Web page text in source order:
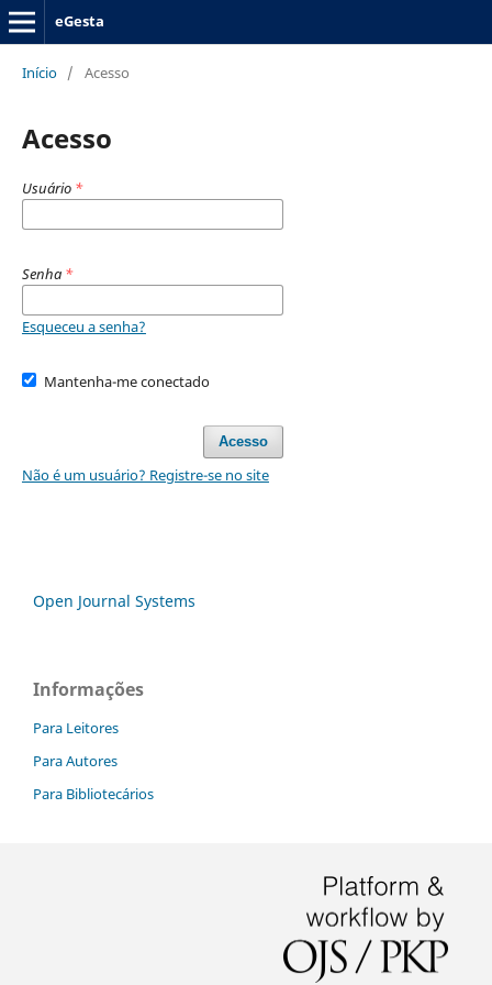
eGesta
Início / Acesso
Acesso
Usuário *
Senha *
Esqueceu a senha?
Mantenha-me conectado
Acesso
Não é um usuário? Registre-se no site
Open Journal Systems
Informações
Para Leitores
Para Autores
Para Bibliotecários